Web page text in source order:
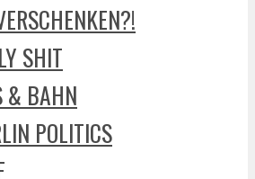
SHIT
& BAHN
POLITICS